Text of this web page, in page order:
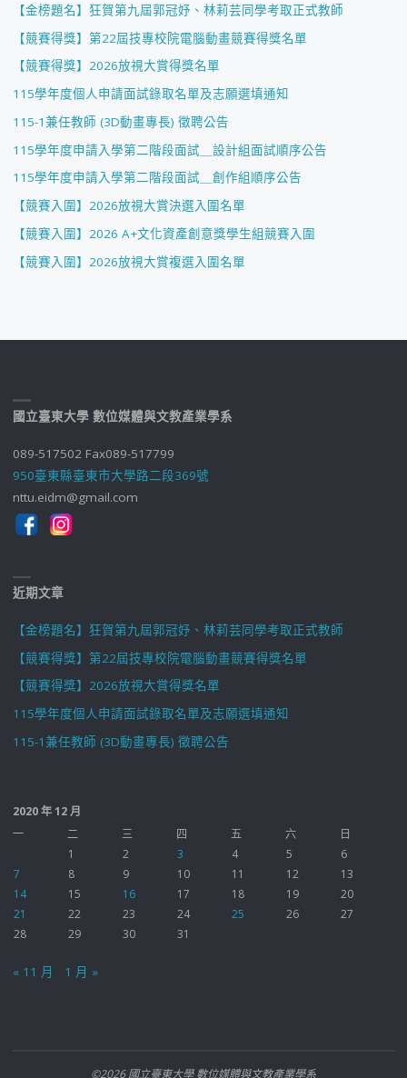
告"
【金榜題名】狂賀第九屆郭冠妤、林莉芸同學考取正式教師
【競賽得獎】第22屆技專校院電腦動畫競賽得獎名單
【競賽得獎】2026放視大賞得獎名單
115學年度個人申請面試錄取名單及志願選填通知
115-1兼任教師 (3D動畫專長) 徵聘公告
115學年度申請入學第二階段面試＿設計組面試順序公告
115學年度申請入學第二階段面試＿創作組順序公告
【競賽入圍】2026放視大賞決選入圍名單
【競賽入圍】2026 A+文化資產創意獎學生組競賽入圍
【競賽入圍】2026放視大賞複選入圍名單
國立臺東大學 數位媒體與文教產業學系
089-517502 Fax089-517799
950臺東縣臺東市大學路二段369號
nttu.eidm@gmail.com
近期文章
【金榜題名】狂賀第九屆郭冠妤、林莉芸同學考取正式教師
【競賽得獎】第22屆技專校院電腦動畫競賽得獎名單
【競賽得獎】2026放視大賞得獎名單
115學年度個人申請面試錄取名單及志願選填通知
115-1兼任教師 (3D動畫專長) 徵聘公告
2020 年 12 月
一
二 三 四 五 六
日
1
2 3 4 5
6
7
8 9 10 11 12
13
14
15 16 17 18 19
20
21
22 23 24 25 26
27
28
29 30 31
« 11 月 1 月 »
©2026 國立臺東大學 數位媒體與文教產業學系